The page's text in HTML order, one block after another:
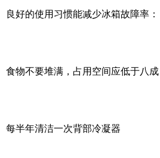
良好的使用习惯能减少冰箱故障率：
食物不要堆满，占用空间应低于八成
每半年清洁一次背部冷凝器